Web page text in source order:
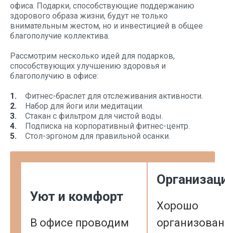
офиса. Подарки, способствующие поддержанию
здорового образа жизни, будут не только
внимательным жестом, но и инвестицией в общее
благополучие коллектива.
Рассмотрим несколько идей для подарков,
способствующих улучшению здоровья и
благополучию в офисе:
Фитнес-браслет для отслеживания активности.
Набор для йоги или медитации.
Стакан с фильтром для чистой воды.
Подписка на корпоративный фитнес-центр.
Стол-эргоном для правильной осанки.
Уют и комфорт
В офисе проводим
Хорошо